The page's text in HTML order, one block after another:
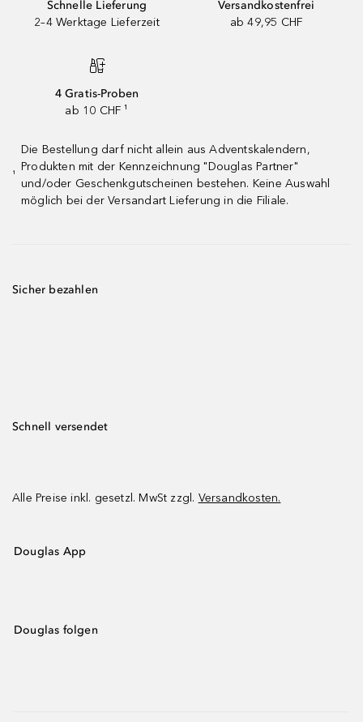
Schnelle Lieferung
2–4 Werktage Lieferzeit
Versandkostenfrei
ab 49,95 CHF
4 Gratis-Proben
ab 10 CHF ¹
¹
Die Bestellung darf nicht allein aus Adventskalendern,
Produkten mit der Kennzeichnung "Douglas Partner"
und/oder Geschenkgutscheinen bestehen. Keine Auswahl
möglich bei der Versandart Lieferung in die Filiale.
Sicher bezahlen
Schnell versendet
Alle Preise inkl. gesetzl. MwSt zzgl. Versandkosten.
Douglas App
Douglas folgen